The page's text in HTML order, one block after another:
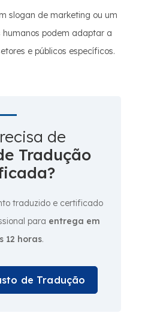
slogan de marketing ou um
podem adaptar a
e públicos específicos.
de
Tradução
traduzido e certificado
para entrega em
12 horas.
de Tradução